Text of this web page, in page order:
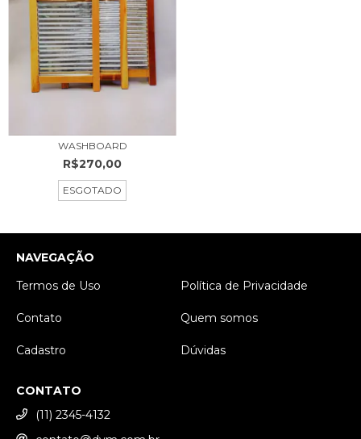
WASHBOARD
R$270,00
ESGOTADO
NAVEGAÇÃO
Termos de Uso
Política de Privacidade
Contato Quem somos
Cadastro Dúvidas
CONTATO
(11) 2345-4132